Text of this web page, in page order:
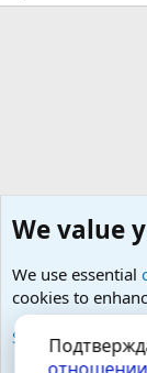
Любые вопросы
Cookies
We value
We use essential
cookies to
See further